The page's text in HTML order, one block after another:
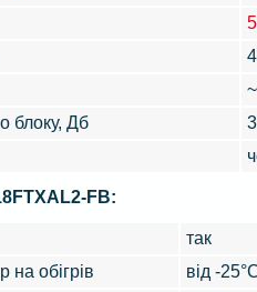
блоку, Дб
FB:
так
на обігрів
від -